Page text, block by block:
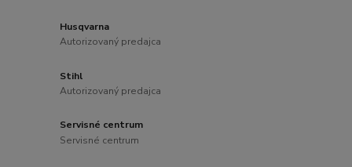
Husqvarna
Autorizovaný predajca
Stihl
Autorizovaný predajca
Servisné centrum
Servisné centrum